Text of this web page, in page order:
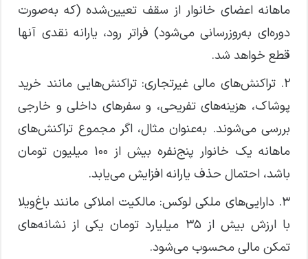
ماهانه اعضای خانوار از سقف تعیین‌شده (که به‌صورت
دوره‌ای به‌روزرسانی می‌شود) فراتر رود، یارانه نقدی آنها
قطع خواهد شد.
۲. تراکنش‌های مالی غیرتجاری: تراکنش‌هایی مانند خرید
پوشاک، هزینه‌های تفریحی، و سفر‌های داخلی و خارجی
بررسی می‌شوند. به‌عنوان مثال، اگر مجموع تراکنش‌های
ماهانه یک خانوار پنج‌نفره بیش از ۱۰۰ میلیون تومان
باشد، احتمال حذف یارانه افزایش می‌یابد.
۳. دارایی‌های ملکی لوکس: مالکیت املاکی مانند باغ‌ویلا
با ارزش بیش از ۳۵ میلیارد تومان یکی از نشانه‌های
تمکن مالی محسوب می‌شود.